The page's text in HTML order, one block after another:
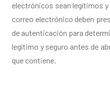
electrónicos sean legítimos
correo electrónico deben
de autenticación para
legítimo y seguro antes de
que contiene.